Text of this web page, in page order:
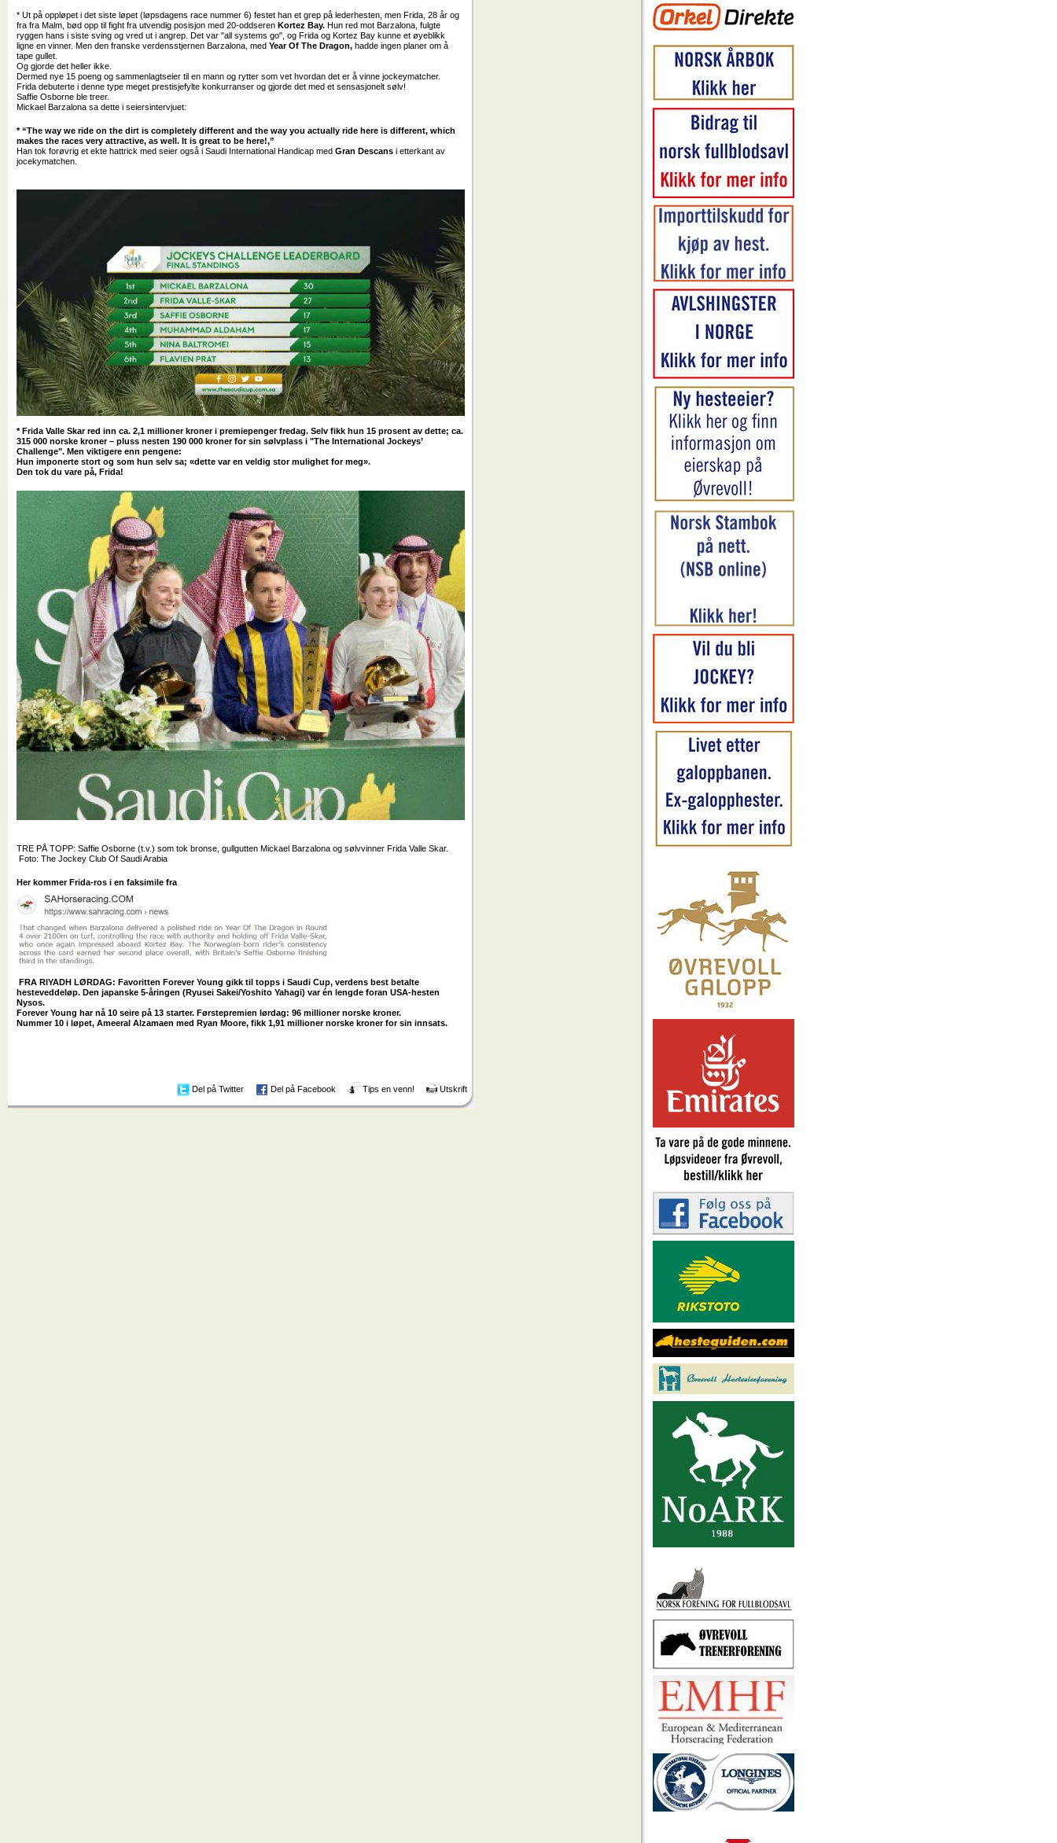
* Ut på oppløpet i det siste løpet (løpsdagens race nummer 6) festet han et grep på lederhesten, men Frida, 28 år og
fra fra Malm, bød opp til fight fra utvendig posisjon med 20-oddserenKortez Bay.Hun red mot Barzalona, fulgte
ryggen hans i siste sving og vred ut i angrep. Det var "all systems go", og Frida og Kortez Bay kunne et øyeblikk
ligne en vinner. Men den franske verdensstjernen Barzalona, medYear Of The Dragon, hadde ingen planer om å
tape gullet.
Og gjorde det heller ikke.
Dermed nye 15 poeng og sammenlagtseier til en mann og rytter som vet hvordan det er å vinne jockeymatcher.
Frida debuterte i denne type meget prestisjefylte konkurranser og gjorde det med et sensasjonelt sølv!
Saffie Osborne ble treer.
Mickael Barzalona sa dette i seiersintervjuet:
* “The way we ride on the dirt is completely different and the way you actually ride here is different, which
makes the races very attractive, as well. It is great to be here!,”
Han tok forøvrig et ekte hattrick med seier også i Saudi International Handicap medGran Descansi etterkant av
jocekymatchen.
* Frida Valle Skar red inn ca. 2,1 millioner kroner i premiepenger fredag. Selv fikk hun 15 prosent av dette; ca.
315 000 norske kroner – pluss nesten 190 000 kroner for sin sølvplass i "The International Jockeys’
Challenge". Men viktigere enn pengene:
Hun imponerte stort og som hun selv sa; «dette var en veldig stor mulighet for meg».
Den tok du vare på, Frida!
TRE PÅ TOPP: Saffie Osborne (t.v.) som tok bronse, gullgutten Mickael Barzalona og sølvvinner Frida Valle Skar.
Foto: The Jockey Club Of Saudi Arabia
Her kommer Frida-ros i en faksimile fra
FRA RIYADH LØRDAG: Favoritten Forever Young gikk til topps i Saudi Cup, verdens best betalte
hesteveddeløp. Den japanske 5-åringen (Ryusei Sakei/Yoshito Yahagi) var én lengde foran USA-hesten
Nysos.
Forever Young har nå 10 seire på 13 starter. Førstepremien lørdag: 96 millioner norske kroner.
Nummer 10 i løpet, Ameeral Alzamaen med Ryan Moore, fikk 1,91 millioner norske kroner for sin innsats.
Del på Twitter Del på Facebook Tips en venn! Utskrift